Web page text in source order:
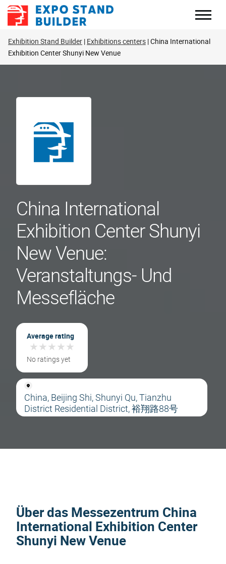
Zum
Inhalt
Exhibition Stand Builder Exhibitions centers China International
Exhibition Center Shunyi New Venue
China International
Exhibition Center Shunyi
New Venue:
Veranstaltungs- Und
Messefläche
Average rating
★★★★★
★★★★★
No ratings yet
China, Beijing Shi, Shunyi Qu, Tianzhu
District Residential District, 裕翔路88号
Über das Messezentrum China
International Exhibition Center
Shunyi New Venue